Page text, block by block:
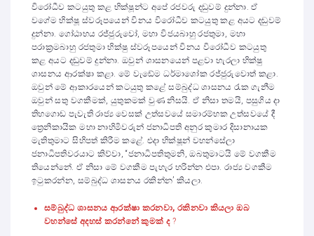
විරෝධීව කටයුතු කළ භික්ෂූන්ට අපේ රජවරු දඬුවම් දුන්නා. ඒ
වගේම භික්ෂූ ස්වරූපයෙන් විනය විරෝධීව කටයුතු කළ අයට දඬුවම්
දුන්නා. ගෝඨාභය රජ්ජුරුවෝ, මහා විජයබාහු රජතුමා, මහා
පරාක්‍රමබාහු රජතුමා භික්ෂු ස්වරූපයෙන් විනය විරෝධීව කටයුතු
කළ අයට දඬුවම් දුන්නා. ඔවුන් ශාසනයෙන් පළවා හැරලා භික්ෂු
ශාසනය ආරක්ෂා කළා. මේ වැඩේම ධර්මාශෝක රජ්ජුරුවොත් කළා.
ඔවුන් මේ ආකාරයෙන් කටයුතු කළේ සම්බුද්ධ ශාසනය රැක ගැනීම
ඔවුන් සතු වගකීමක්, යුතුකමක් වුණ නිසයි. ඒ නිසා තමයි, පසුගිය දා
තිහගොඩ පැවැති රාජ්‍ය වෙසක් උත්සවයේ සමාරම්භක උත්සවයේ දී
ත්‍රෙනිකායික මහා නාහිමිවරුන් ජනාධිපති අනුර කුමාර දිසානායක
මැතිතුමාට සිහිපත් කිරීම කළේ. එදා භික්ෂූන් වහන්සේලා
ජනාධිපතිවරයාට කිව්වා, “ජනාධිපතිතුමනි, ඔබතුමාටයි මේ වගකීම
තියෙන්නේ. ඒ නිසා මේ වගකීම පැහැර හරින්න එපා. රාජ්‍ය වගකීම
ඉටුකරන්න, සම්බුද්ධ ශාසනය රකින්න’ කියලා.
සම්බුද්ධ ශාසනය ආරක්ෂා කරනවා, රකිනවා කියලා ඔබ
වහන්සේ අදහස් කරන්නේ කුමක් ද?